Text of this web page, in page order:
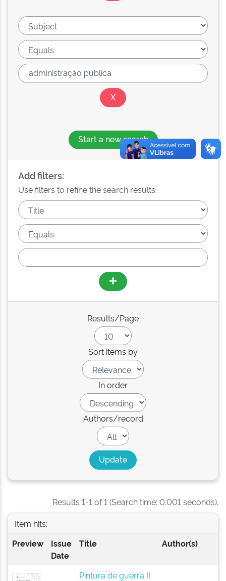
Start a new search
Add filters:
Use filters to refine the search results.
Results/Page
Sort items by
In order
Authors/record
Results 1-1 of 1 (Search time: 0.001 seconds).
Item hits:
Preview
Issue
Date
Title Author(s)
Pintura de guerra II: